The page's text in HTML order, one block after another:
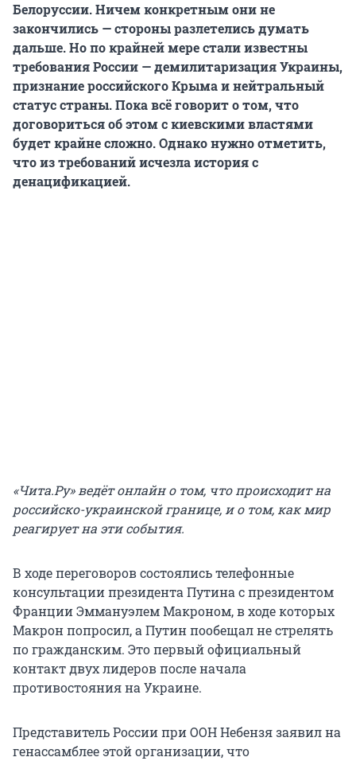
Белоруссии. Ничем конкретным они не
закончились — стороны разлетелись думать
дальше. Но по крайней мере стали известны
требования России — демилитаризация Украины,
признание российского Крыма и нейтральный
статус страны. Пока всё говорит о том, что
договориться об этом с киевскими властями
будет крайне сложно. Однако нужно отметить,
что из требований исчезла история с
денацификацией.
«Чита.Ру» ведёт онлайн о том, что происходит на
российско-украинской границе, и о том, как мир
реагирует на эти события.
В ходе переговоров состоялись телефонные
консультации президента Путина с президентом
Франции Эммануэлем Макроном, в ходе которых
Макрон попросил, а Путин пообещал не стрелять
по гражданским. Это первый официальный
контакт двух лидеров после начала
противостояния на Украине.
Представитель России при ООН Небензя заявил на
генассамблее этой организации, что